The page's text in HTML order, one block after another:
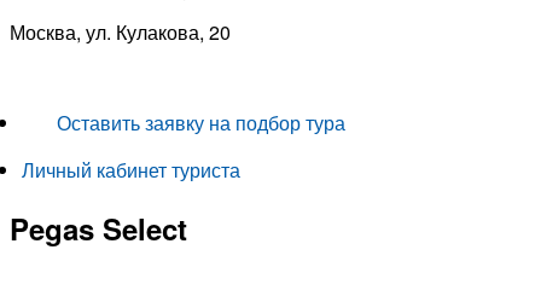
Москва, ул. Кулакова, 20
Оставить заявку на подбор тура
Личный кабинет туриста
Pegas Select